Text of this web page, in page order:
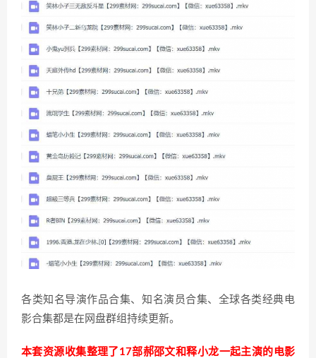
各类知名导演作品合集、知名演员合集、全球各类经典电
影合集都是在网盘群组持续更新。
本套资源收集整理了17部郝邵文和释小龙一起主演的电影